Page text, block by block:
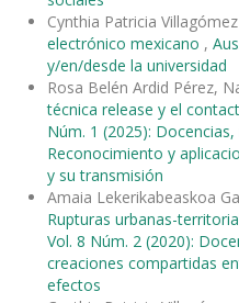
Cynthia Patricia
electrónico mexicano ,
y/en/desde la universidad
Rosa Belén Ardid Pérez,
técnica release y el
Núm. 1 (2025):
Reconocimiento y
y su transmisión
Amaia Lekerikabeaskoa
Rupturas urbanas-
Vol. 8 Núm. 2 (2020):
creaciones compartidas
efectos